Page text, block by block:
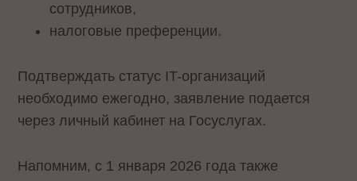
сотрудников,
налоговые преференции.
Подтверждать статус IT-организаций
необходимо ежегодно, заявление подается
через личный кабинет на Госуслугах.
Напомним, с 1 января 2026 года также